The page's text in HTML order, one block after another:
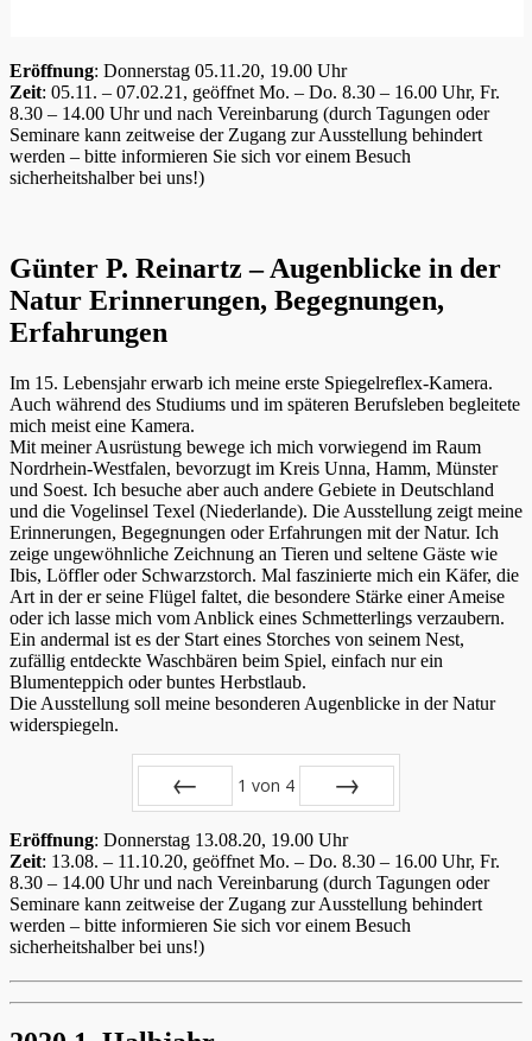
Eröffnung: Donnerstag 05.11.20, 19.00 Uhr
Zeit: 05.11. – 07.02.21, geöffnet Mo. – Do. 8.30 – 16.00 Uhr, Fr.
8.30 – 14.00 Uhr und nach Vereinbarung (durch Tagungen oder
Seminare kann zeitweise der Zugang zur Ausstellung behindert
werden – bitte informieren Sie sich vor einem Besuch
sicherheitshalber bei uns!)
Günter P. Reinartz – Augenblicke in der
Natur Erinnerungen, Begegnungen,
Erfahrungen
Im 15. Lebensjahr erwarb ich meine erste Spiegelreflex-Kamera.
Auch während des Studiums und im späteren Berufsleben begleitete
mich meist eine Kamera.
Mit meiner Ausrüstung bewege ich mich vorwiegend im Raum
Nordrhein-Westfalen, bevorzugt im Kreis Unna, Hamm, Münster
und Soest. Ich besuche aber auch andere Gebiete in Deutschland
und die Vogelinsel Texel (Niederlande). Die Ausstellung zeigt meine
Erinnerungen, Begegnungen oder Erfahrungen mit der Natur. Ich
zeige ungewöhnliche Zeichnung an Tieren und seltene Gäste wie
Ibis, Löffler oder Schwarzstorch. Mal faszinierte mich ein Käfer, die
Art in der er seine Flügel faltet, die besondere Stärke einer Ameise
oder ich lasse mich vom Anblick eines Schmetterlings verzaubern.
Ein andermal ist es der Start eines Storches von seinem Nest,
zufällig entdeckte Waschbären beim Spiel, einfach nur ein
Blumenteppich oder buntes Herbstlaub.
Die Ausstellung soll meine besonderen Augenblicke in der Natur
widerspiegeln.
1 von 4
Eröffnung: Donnerstag 13.08.20, 19.00 Uhr
Zeit: 13.08. – 11.10.20, geöffnet Mo. – Do. 8.30 – 16.00 Uhr, Fr.
8.30 – 14.00 Uhr und nach Vereinbarung (durch Tagungen oder
Seminare kann zeitweise der Zugang zur Ausstellung behindert
werden – bitte informieren Sie sich vor einem Besuch
sicherheitshalber bei uns!)